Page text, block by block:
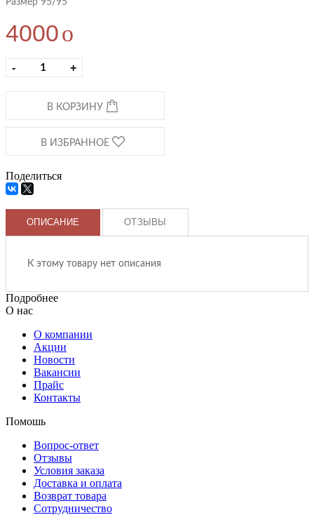
Размер 95/95
4000o
- +
В КОРЗИНУ
В ИЗБРАННОЕ
Поделиться
ОПИСАНИЕ ОТЗЫВЫ
К этому товару нет описания
Подробнее
О нас
О компании
Акции
Новости
Вакансии
Прайс
Контакты
Помошь
Вопрос-ответ
Отзывы
Условия заказа
Доставка и оплата
Возврат товара
Сотрудничество